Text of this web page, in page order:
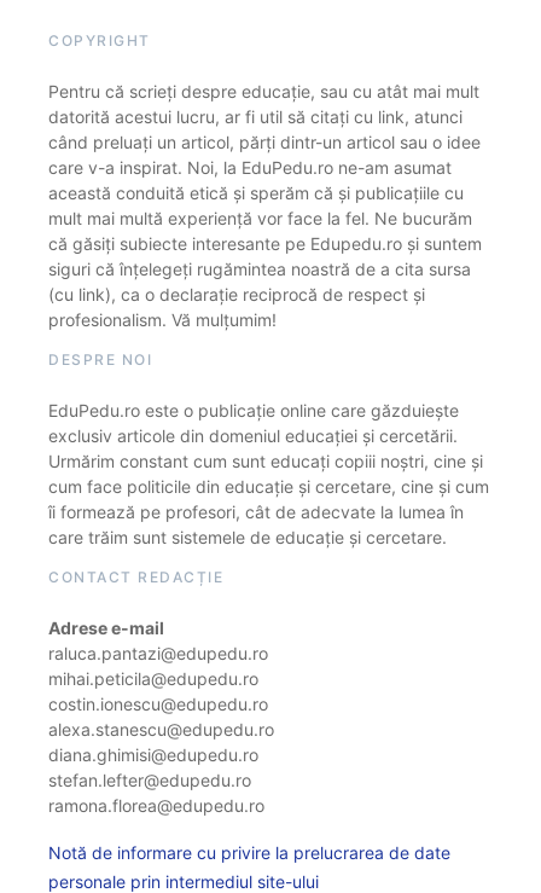
COPYRIGHT
Pentru că scrieți despre educație, sau cu atât mai mult
datorită acestui lucru, ar fi util să citați cu link, atunci
când preluați un articol, părți dintr-un articol sau o idee
care v-a inspirat. Noi, la EduPedu.ro ne-am asumat
această conduită etică și sperăm că și publicațiile cu
mult mai multă experiență vor face la fel. Ne bucurăm
că găsiți subiecte interesante pe Edupedu.ro și suntem
siguri că înțelegeți rugămintea noastră de a cita sursa
(cu link), ca o declarație reciprocă de respect și
profesionalism. Vă mulțumim!
DESPRE NOI
EduPedu.ro este o publicație online care găzduiește
exclusiv articole din domeniul educației și cercetării.
Urmărim constant cum sunt educați copiii noștri, cine și
cum face politicile din educație și cercetare, cine și cum
îi formează pe profesori, cât de adecvate la lumea în
care trăim sunt sistemele de educație și cercetare.
CONTACT REDACȚIE
Adrese e-mail
raluca.pantazi@edupedu.ro
mihai.peticila@edupedu.ro
costin.ionescu@edupedu.ro
alexa.stanescu@edupedu.ro
diana.ghimisi@edupedu.ro
stefan.lefter@edupedu.ro
ramona.florea@edupedu.ro
Notă de informare cu privire la prelucrarea de date
personale prin intermediul site-ului